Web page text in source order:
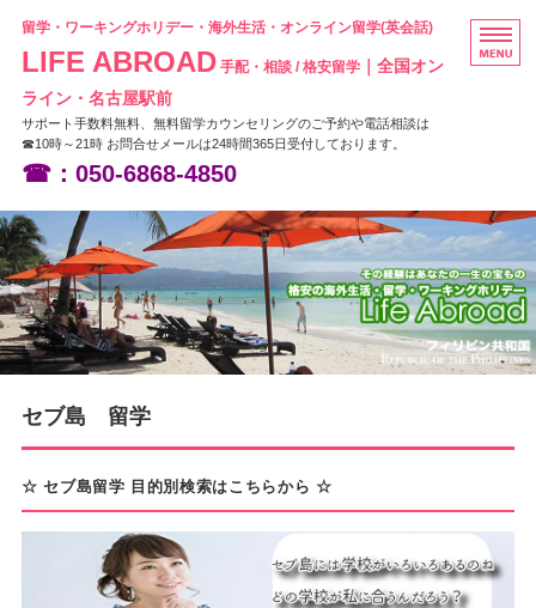
留学・ワーキングホリデー・海外生活・オンライン留学(英会話)
LIFE ABROAD手配・相談 / 格安留学｜全国オン
ライン・名古屋駅前
サポート手数料無料、無料留学カウンセリングのご予約や電話相談は
☎10時～21時 お問合せメールは24時間365日受付しております。
☎：050-6868-4850
HOME
フィリピン留学
ニュージーランド留学
セブ島 留学
☆ セブ島留学 目的別検索はこちらから ☆